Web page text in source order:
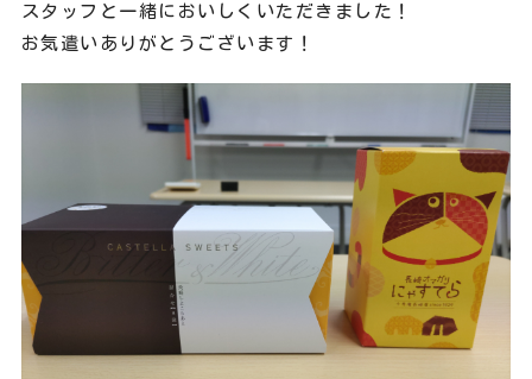
スタッフと一緒においしくいただきました！
お気遣いありがとうございます！